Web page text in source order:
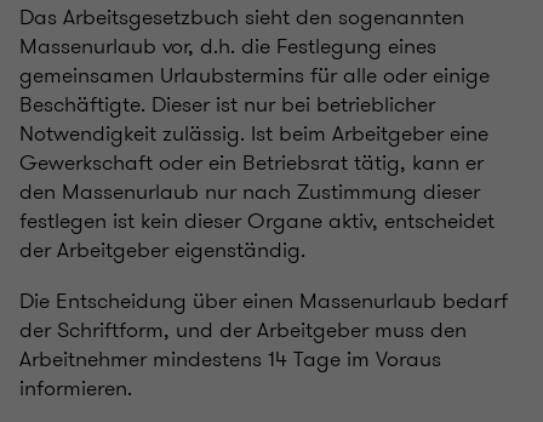
Das Arbeitsgesetzbuch sieht den sogenannten
Massenurlaub vor, d.h. die Festlegung eines
gemeinsamen Urlaubstermins für alle oder einige
Beschäftigte. Dieser ist nur bei betrieblicher
Notwendigkeit zulässig. Ist beim Arbeitgeber eine
Gewerkschaft oder ein Betriebsrat tätig, kann er
den Massenurlaub nur nach Zustimmung dieser
festlegen ist kein dieser Organe aktiv, entscheidet
der Arbeitgeber eigenständig.
Die Entscheidung über einen Massenurlaub bedarf
der Schriftform, und der Arbeitgeber muss den
Arbeitnehmer mindestens 14 Tage im Voraus
informieren.